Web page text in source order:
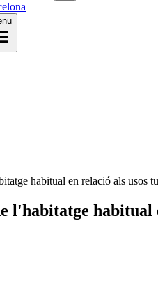
habitual en relació als usos
l'habitatge habitual